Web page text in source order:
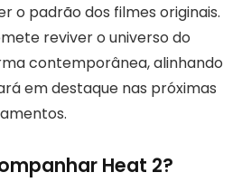
o padrão dos filmes originais.
reviver o universo do
contemporânea, alinhando
em destaque nas próximas
Heat 2?